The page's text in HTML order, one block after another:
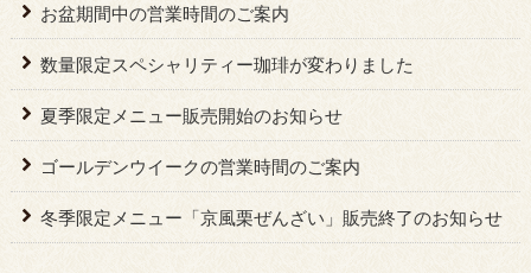
お盆期間中の営業時間のご案内
数量限定スペシャリティー珈琲が変わりました
夏季限定メニュー販売開始のお知らせ
ゴールデンウイークの営業時間のご案内
冬季限定メニュー「京風栗ぜんざい」販売終了のお知らせ